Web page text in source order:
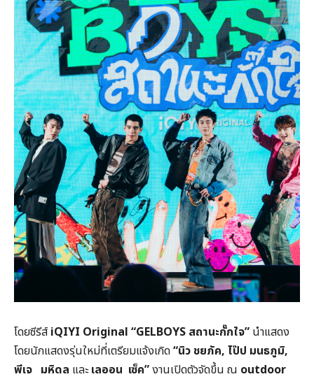
โดยซีรีส์ iQIYI Original “GELBOYS สถานะกั๊กใจ” นำแสดง
โดยนักแสดงรุ่นใหม่ที่เตรียมแจ้งเกิด“นิว ชยภัค, ไป๊ป มนธภูมิ,
พีเจ มหิดล และเลออน เซ็ค”งานเปิดตัวจัดขึ้น ณ outdoor